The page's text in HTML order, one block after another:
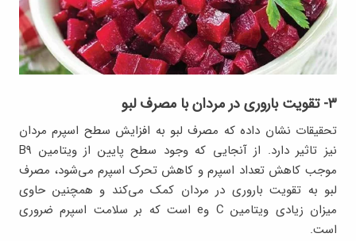
۳- تقویت باروری در مردان با مصرف لبو
تحقیقات نشان داده که مصرف لبو به افزایش سطح اسپرم مردان
نیز تاثیر دارد. از آنجایی که وجود سطح پایین از ویتامین B9
موجب کاهش تعداد اسپرم و کاهش تحرک اسپرم می‌شود، مصرف
لبو به تقویت باروری در مردان کمک می‌کند و همچنین حاوی
میزان زیادی ویتامین C وe است که بر سلامت اسپرم ضروری
است.